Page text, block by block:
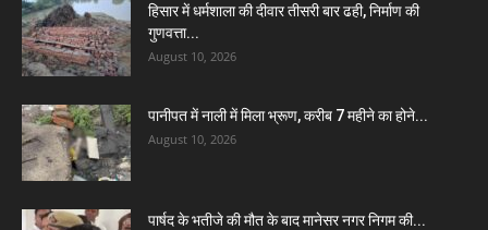
हिसार में धर्मशाला की दीवार तीसरी बार ढही, निर्माण की
गुणवत्ता...
August 10, 2026
पानीपत में नाली में मिला भ्रूण, करीब 7 महीने का होने...
August 10, 2026
पार्षद के भतीजे की मौत के बाद मानेसर नगर निगम की...